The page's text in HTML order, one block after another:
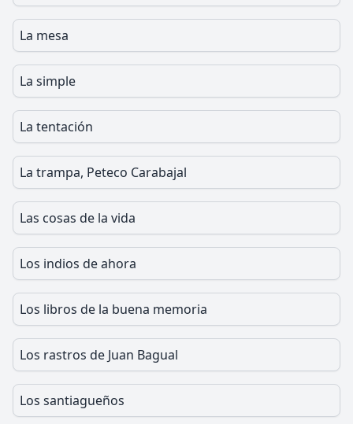
La mesa
La simple
La tentación
La trampa, Peteco Carabajal
Las cosas de la vida
Los indios de ahora
Los libros de la buena memoria
Los rastros de Juan Bagual
Los santiagueños